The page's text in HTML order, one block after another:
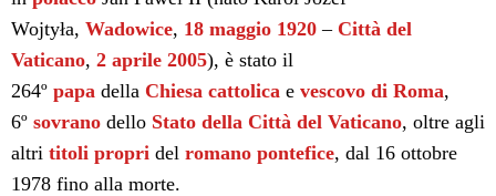
Wojtyła, Wadowice, 18 maggio 1920 – Città del
Vaticano, 2 aprile 2005), è stato il
264º papa della Chiesa cattolica e vescovo di Roma,
6º sovrano dello Stato della Città del Vaticano, oltre agli
altri titoli propri del romano pontefice, dal 16 ottobre
1978 fino alla morte.